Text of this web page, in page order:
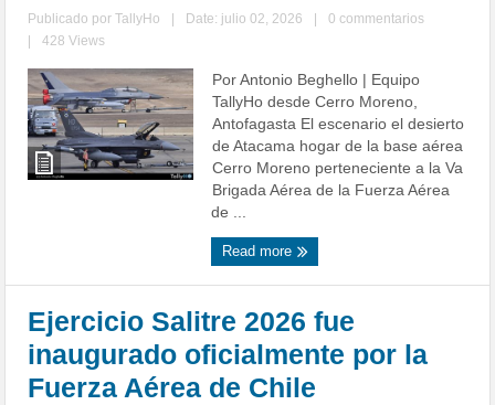
Publicado porTallyHo Date: julio 02, 2026
0 commentarios
428 Views
Por Antonio Beghello | Equipo
TallyHo desde Cerro Moreno,
Antofagasta El escenario el desierto
de Atacama hogar de la base aérea
Cerro Moreno perteneciente a la Va
Brigada Aérea de la Fuerza Aérea
de ...
Read more
Ejercicio Salitre 2026 fue
inaugurado oficialmente por la
Fuerza Aérea de Chile